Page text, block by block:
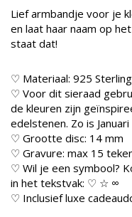
Lief armbandje voor je
en laat haar naam op
staat dat!
♡ Materiaal: 925
♡ Voor dit sieraad
de kleuren zijn
edelstenen. Zo is
♡ Grootte disc: 14 mm
♡ Gravure: max 15
♡ Wil je een symbool?
in het tekstvak: ♡ ☆ ∞
♡ Inclusief luxe